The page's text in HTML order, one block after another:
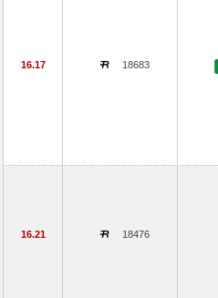
16.17 18683
16.21 18476